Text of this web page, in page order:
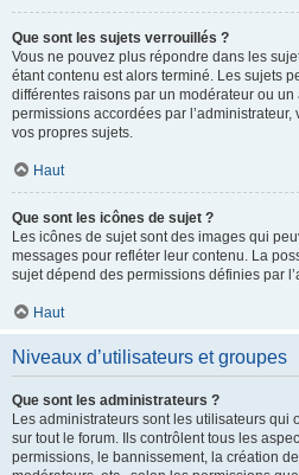
Que sont les sujets verrouillés ?
Vous ne pouvez plus répondre dans les
étant contenu est alors terminé. Les sujets
différentes raisons par un modérateur ou
permissions accordées par
vos propres sujets.
Haut
Que sont les icônes de sujet ?
Les icônes de sujet sont des images qui
messages pour refléter leur contenu. La
sujet dépend des permissions définies par
Haut
Niveaux d’utilisateurs et groupes
Que sont les administrateurs ?
Les administrateurs sont les utilisateurs qui
sur tout le forum. Ils contrôlent tous les
permissions, le bannissement, la création